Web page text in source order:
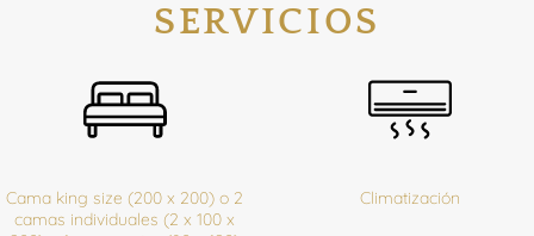
SERVICIOS
Cama king size (200 x 200) o 2
camas individuales (2 x 100 x
Climatización